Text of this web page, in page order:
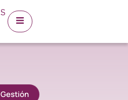
Gestión